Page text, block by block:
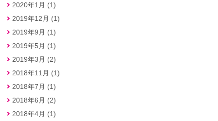
2020年1月 (1)
2019年12月 (1)
2019年9月 (1)
2019年5月 (1)
2019年3月 (2)
2018年11月 (1)
2018年7月 (1)
2018年6月 (2)
2018年4月 (1)